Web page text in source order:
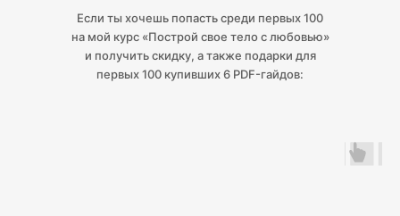
Если ты хочешь попасть среди первых 100
на мой курс «Построй свое тело с любовью»
и получить скидку, а также подарки для
первых 100 купивших 6 PDF-гайдов: